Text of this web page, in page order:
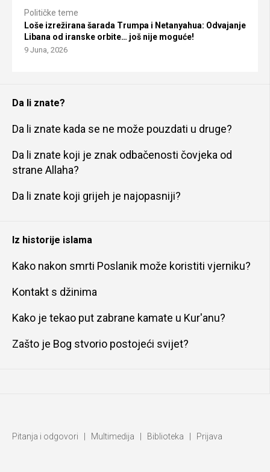
Političke teme
Loše izrežirana šarada Trumpa i Netanyahua: Odvajanje
Libana od iranske orbite… još nije moguće!
9 Juna, 2026
Da li znate?
Da li znate kada se ne može pouzdati u druge?
Da li znate koji je znak odbačenosti čovjeka od
strane Allaha?
Da li znate koji grijeh je najopasniji?
Iz historije islama
Kako nakon smrti Poslanik može koristiti vjerniku?
Kontakt s džinima
Kako je tekao put zabrane kamate u Kur'anu?
Zašto je Bog stvorio postojeći svijet?
Pitanja i odgovori Multimedija Biblioteka Prijava